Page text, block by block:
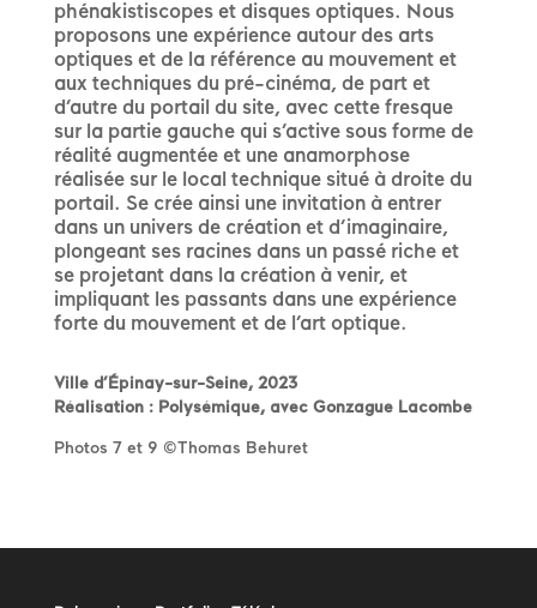
phénakistiscopes et disques optiques. Nous
proposons une expérience autour des arts
optiques et de la référence au mouvement et
aux techniques du pré-cinéma, de part et
d’autre du portail du site, avec cette fresque
sur la partie gauche qui s’active sous forme de
réalité augmentée et une anamorphose
réalisée sur le local technique situé à droite du
portail. Se crée ainsi une invitation à entrer
dans un univers de création et d’imaginaire,
plongeant ses racines dans un passé riche et
se projetant dans la création à venir, et
impliquant les passants dans une expérience
forte du mouvement et de l’art optique.
Ville d’Épinay-sur-Seine, 2023
Réalisation : Polysémique, avec Gonzague Lacombe
Photos 7 et 9 ©Thomas Behuret